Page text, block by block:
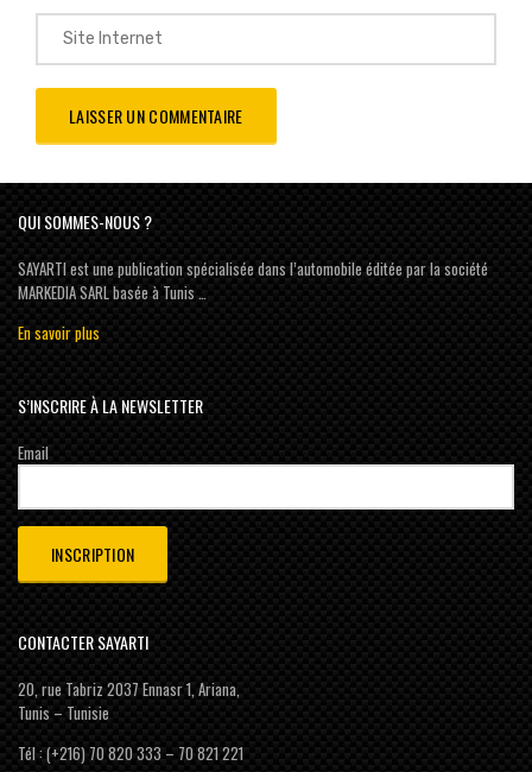
QUI SOMMES-NOUS ?
SAYARTI est une publication spécialisée dans l’automobile éditée par la société
MARKEDIA SARL basée à Tunis …
En savoir plus
S’INSCRIRE À LA NEWSLETTER
Email
CONTACTER SAYARTI
20, rue Tabriz 2037 Ennasr 1, Ariana,
Tunis – Tunisie
Tél : (+216) 70 820 333 – 70 821 221